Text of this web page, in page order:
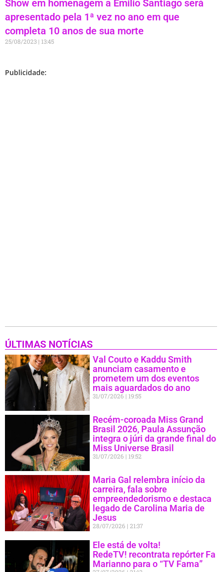
Show em homenagem a Emilio Santiago será
apresentado pela 1ª vez no ano em que
completa 10 anos de sua morte
25/08/2023 13:45
Publicidade:
ÚLTIMAS NOTÍCIAS
Val Couto e Kaddu Smith
anunciam casamento e
prometem um dos eventos
mais aguardados do ano
31/07/2026 19:55
Recém-coroada Miss Grand
Brasil 2026, Paula Assunção
integra o júri da grande final do
Miss Universe Brasil
31/07/2026 19:52
Maria Gal relembra início da
carreira, fala sobre
empreendedorismo e destaca
legado de Carolina Maria de
Jesus
28/07/2026 21:37
Ele está de volta!
RedeTV! recontrata repórter Fa
Marianno para o “TV Fama”